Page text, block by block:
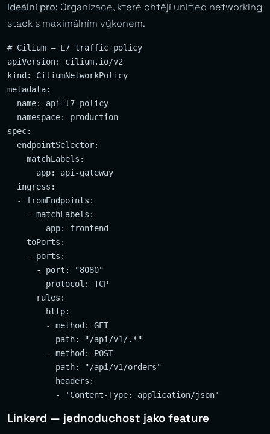
Ideální pro: Organizace, které chtějí unified networking
stack s maximálním výkonem.
# Cilium — L7 traffic policy
apiVersion: cilium.io/v2
kind: CiliumNetworkPolicy
metadata:
  name: api-l7-policy
  namespace: production
spec:
  endpointSelector:
    matchLabels:
      app: api-gateway
  ingress:
  - fromEndpoints:
    - matchLabels:
        app: frontend
    toPorts:
    - ports:
      - port: "8080"
        protocol: TCP
      rules:
        http:
        - method: GET
          path: "/api/v1/.*"
        - method: POST
          path: "/api/v1/orders"
          headers:
Linkerd — jednoduchost jako feature